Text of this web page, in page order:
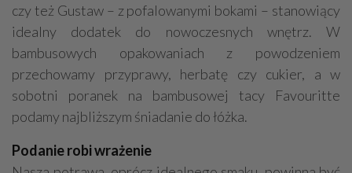
czy też Gustaw – z pofalowanymi bokami – stanowiący
idealny dodatek do nowoczesnych wnętrz. W
bambusowych opakowaniach z powodzeniem
przechowamy przyprawy, herbatę czy cukier, a w
sobotni poranek na bambusowej tacy Favouritte
podamy najbliższym śniadanie do łóżka.
Podanie robi wrażenie